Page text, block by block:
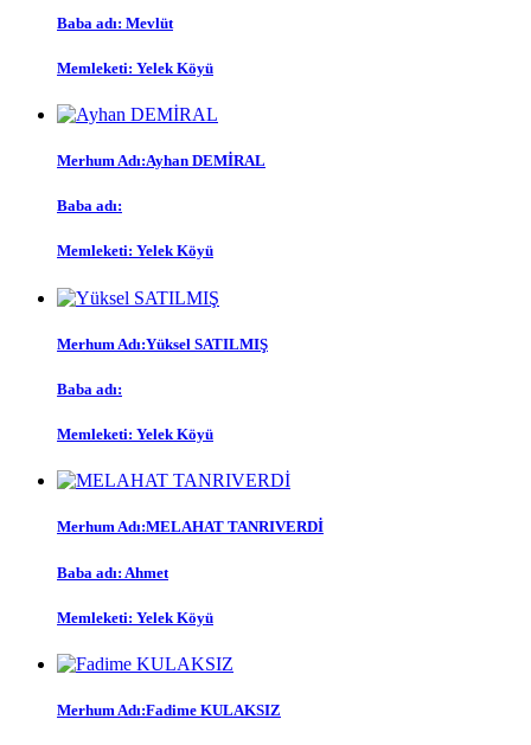
Baba adı: Mevlüt
Memleketi: Yelek Köyü
Merhum Adı:Ayhan DEMİRAL
Baba adı:
Memleketi: Yelek Köyü
Merhum Adı:Yüksel SATILMIŞ
Baba adı:
Memleketi: Yelek Köyü
Merhum Adı:MELAHAT TANRIVERDİ
Baba adı: Ahmet
Memleketi: Yelek Köyü
Merhum Adı:Fadime KULAKSIZ